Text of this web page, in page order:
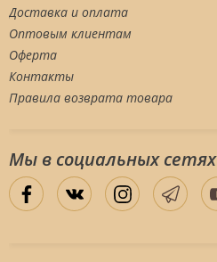
Доставка и оплата
Оптовым клиентам
Оферта
Контакты
Правила возврата товара
Мы в социальных сетяx